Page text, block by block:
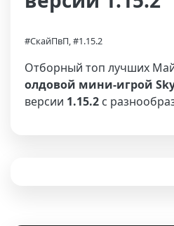
#СкайПвП, #1.15.2
Отборный топ лучших
олдовой мини-игрой
версии 1.15.2 с